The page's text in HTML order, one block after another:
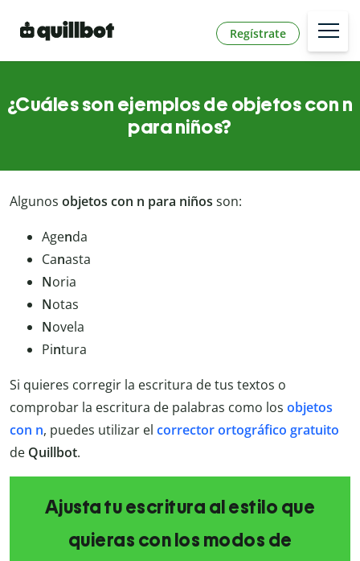
Regístrate
¿Cuáles son ejemplos de objetos con n
para niños?
Algunos objetos con n para niños son:
Agenda
Canasta
Noria
Notas
Novela
Pintura
Si quieres corregir la escritura de tus textos o
comprobar la escritura de palabras como los objetos
con n, puedes utilizar el corrector ortográfico gratuito
de Quillbot.
Ajusta tu escritura al estilo que
quieras con los modos de